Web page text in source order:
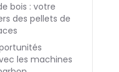
bois : votre
des pellets de
les machines